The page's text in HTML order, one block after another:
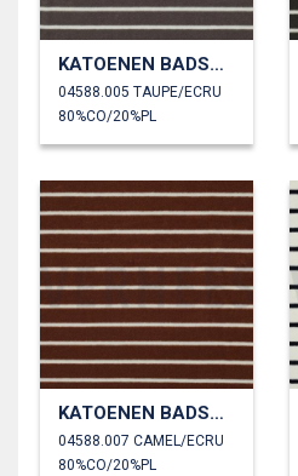
KATOENEN BADSTOF GARENGEVERFD STREPEN
04588.005 TAUPE/ECRU
80%CO/20%PL
KATOENEN BADSTOF GARENGEVERFD STREPEN
04588.007 CAMEL/ECRU
80%CO/20%PL